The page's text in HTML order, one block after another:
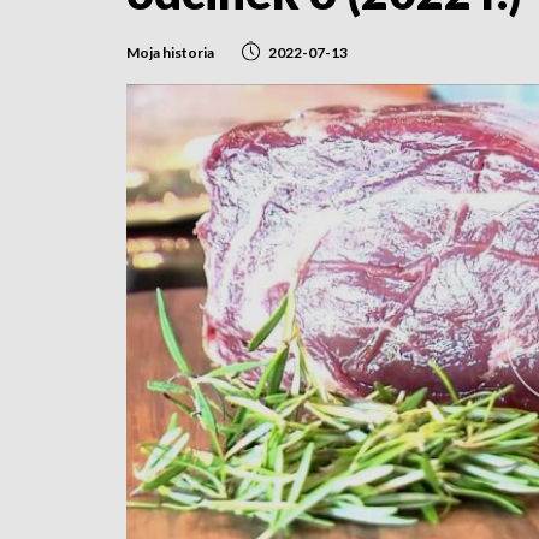
Moja historia 2022-07-13